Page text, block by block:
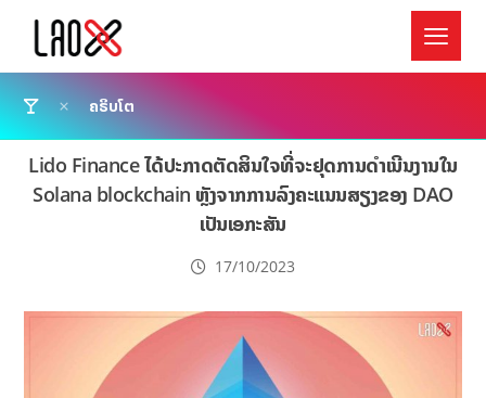
ຄຣິບໂຕ
Lido Finance ໄດ້ປະກາດຕັດສິນໃຈທີ່ຈະຢຸດການດໍາເນີນງານໃນ
Solana blockchain ຫຼັງຈາກການລົງຄະແນນສຽງຂອງ DAO
ເປັນເອກະສັນ
17/10/2023